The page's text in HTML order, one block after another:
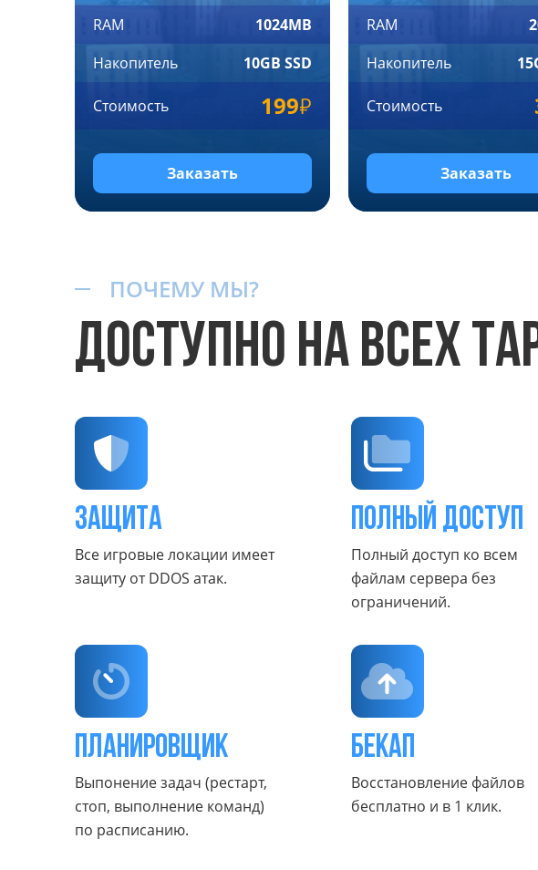
RAM
1024MB
Накопитель
10GB SSD
Стоимость 199
Заказать
RAM
Накопитель
Стоимость
Заказать
ПОЧЕМУ МЫ?
ДОСТУПНО НА ВСЕХ
защита
Все игровые локации имеет
защиту от DDOS атак.
Полный доступ
Полный доступ ко всем
файлам сервера без
ограничений.
Планировщик
Выпонение задач (рестарт,
стоп, выполнение команд)
по расписанию.
Бекап
Восстановление файлов
бесплатно и в 1 клик.